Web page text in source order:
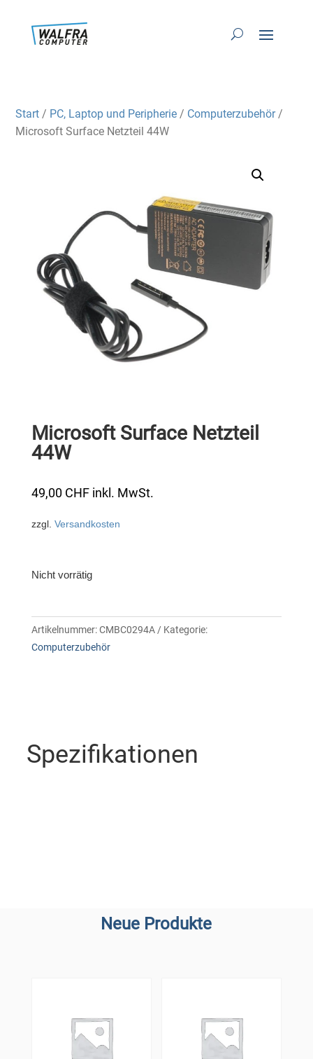
Start / PC, Laptop und Peripherie / Computerzubehör/
Microsoft Surface Netzteil 44W
Microsoft Surface Netzteil
44W
49,00 CHF inkl. MwSt.
zzgl. Versandkosten
Nicht vorrätig
Artikelnummer:CMBC0294A
Kategorie:
Computerzubehör
Spezifikationen
Neue Produkte